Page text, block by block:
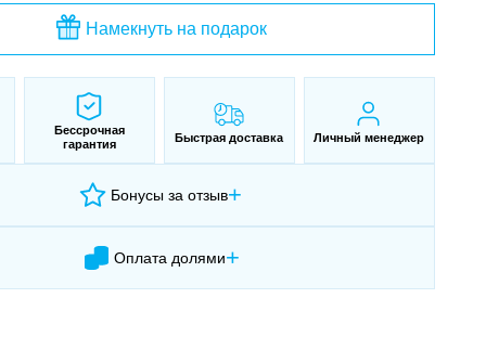
Намекнуть на подарок
Бессрочная
гарантия
Быстрая доставка Личный менеджер
Бонусы за отзыв+
Оплата долями+